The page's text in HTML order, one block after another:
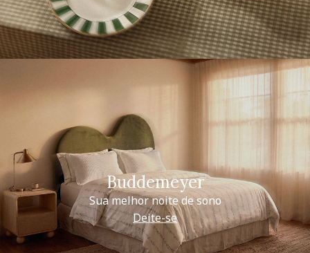
Buddemeyer
Sua melhor noite de sono
Deite-se